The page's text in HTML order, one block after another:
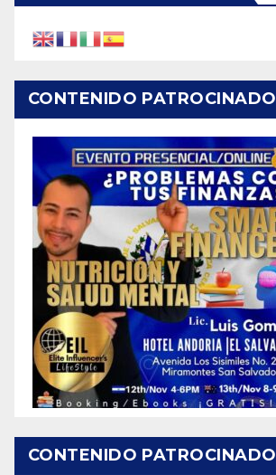
CONTENIDO PATROCINADO
CONTENIDO PATROCINADO